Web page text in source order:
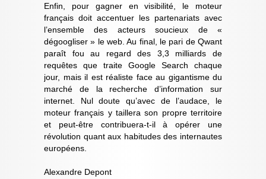
Enfin, pour gagner en visibilité, le moteur
français doit accentuer les partenariats avec
l’ensemble des acteurs soucieux de «
dégoogliser » le web. Au final, le pari de Qwant
paraît fou au regard des 3,3 milliards de
requêtes que traite Google Search chaque
jour, mais il est réaliste face au gigantisme du
marché de la recherche d’information sur
internet. Nul doute qu’avec de l’audace, le
moteur français y taillera son propre territoire
et peut-être contribuera-t-il à opérer une
révolution quant aux habitudes des internautes
européens.
Alexandre Depont